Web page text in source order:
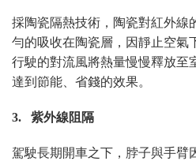
採陶瓷隔熱技術，陶瓷對紅外線
勻的吸收在陶瓷層，因靜止空氣
行駛的對流風將熱量慢慢釋放至
達到節能、省錢的效果。
3. 紫外線阻隔
駕駛長期開車之下，脖子與手臂